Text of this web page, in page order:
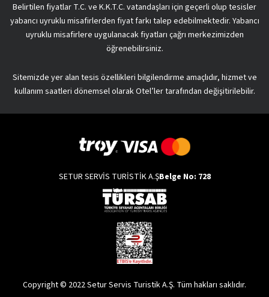
Belirtilen fiyatlar T.C. ve K.K.T.C. vatandaşları için geçerli olup tesisler
yabancı uyruklu misafirlerden fiyat farkı talep edebilmektedir. Yabancı
uyruklu misafirlere uygulanacak fiyatları çağrı merkezimizden
öğrenebilirsiniz.
Sitemizde yer alan tesis özellikleri bilgilendirme amaçlıdır, hizmet ve
kullanım saatleri dönemsel olarak Otel’ler tarafından değişitirilebilir.
SETUR SERVİS TURİSTİK A.ŞBelge No: 728
Copyright © 2022 Setur Servis Turistik A.Ş. Tüm hakları saklıdır.